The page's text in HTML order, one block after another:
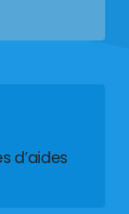
d’aides